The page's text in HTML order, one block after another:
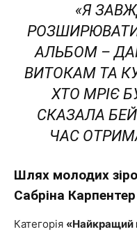
«Я
РОЗШИРЮВАТИ
АЛЬБОМ –
ВИТОКАМ ТА
ХТО МРІЄ
СКАЗАЛА
ЧАС
Шлях молодих
Сабріна Карпентер
Категорія «Найкращий